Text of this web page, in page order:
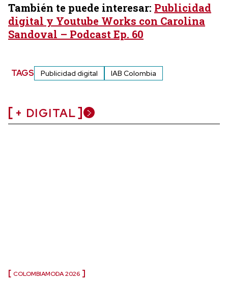
También te puede interesar: Publicidad
digital y Youtube Works con Carolina
Sandoval – Podcast Ep. 60
TAGS Publicidad digital IAB Colombia
+ DIGITAL
COLOMBIAMODA 2026